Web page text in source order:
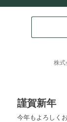
株式
謹賀新年
今年もよろしく